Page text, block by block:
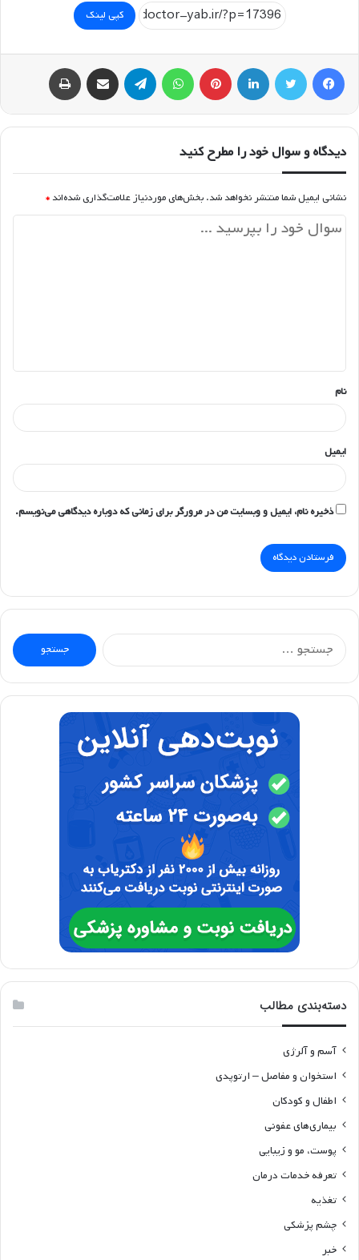
کپی لینک
فیسبوک توییتر لینکداین پینتریست تلگرام اشتراک گذاری با ایمیل
دیدگاه و سوال خود را مطرح کنید
نشانی ایمیل شما منتشر نخواهد شد. بخش‌های موردنیاز علامت‌گذاری شده‌اند *
*
نام
ایمیل
ذخیره نام، ایمیل و وبسایت من در مرورگر برای زمانی که دوباره دیدگاهی می‌نویسم.
جستجو
برای:
دسته‌بندی مطالب
آسم و آلرژی
استخوان و مفاصل – ارتوپدی
اطفال و کودکان
بیماری‌های عفونی
پوست، مو و زیبایی
تعرفه خدمات درمان
تغذیه
چشم پزشکی
خبر